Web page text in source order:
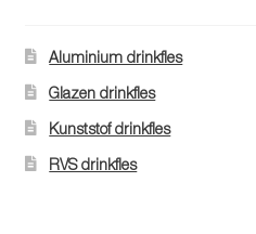
RVS drinkfles
Broodtrommels & lunchboxen
Aluminium drinkfles
Glazen drinkfles
Kunststof drinkfles
RVS drinkfles